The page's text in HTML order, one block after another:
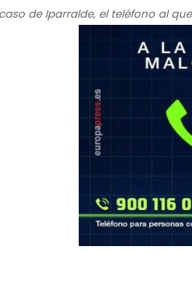
de Iparralde, el teléfono al